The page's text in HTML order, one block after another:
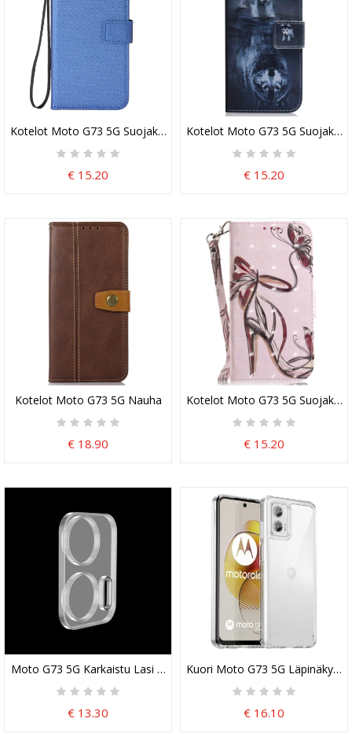
Kotelot Moto G73 5G Suojaketju Kuori Tyylikäs Strappy Faux
€ 15.20
Kotelot Moto G73 5G
€ 15.20
Kotelot Moto G73 5G Nauha
€ 18.90
Kotelot Moto G73 5G
€ 15.20
Moto G73 5G Karkaistu Lasi Suojalinssi
€ 13.30
Kuori Moto G73 5G Läpinäkyvä
€ 16.10